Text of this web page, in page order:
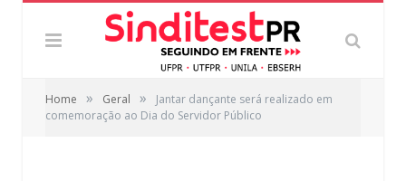
Home » Geral »
Jantar dançante será realizado em
comemoração ao Dia do Servidor Público